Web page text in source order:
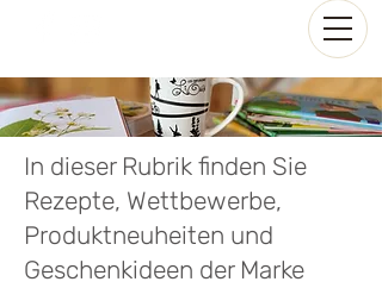
In dieser Rubrik finden Sie
Rezepte, Wettbewerbe,
Produktneuheiten und
Geschenkideen der Marke